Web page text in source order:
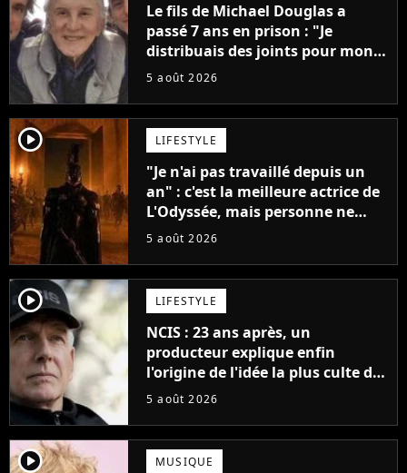
Le fils de Michael Douglas a
passé 7 ans en prison : "Je
distribuais des joints pour mon
père"
5 août 2026
player2 LIFESTYLE
"Je n'ai pas travaillé depuis un
an" : c'est la meilleure actrice de
L'Odyssée, mais personne ne
veut lui donner de rôle au
5 août 2026
player2 LIFESTYLE
NCIS : 23 ans après, un
producteur explique enfin
l'origine de l'idée la plus culte de
la série (et on ne parle pas du
5 août 2026
player2 MUSIQUE